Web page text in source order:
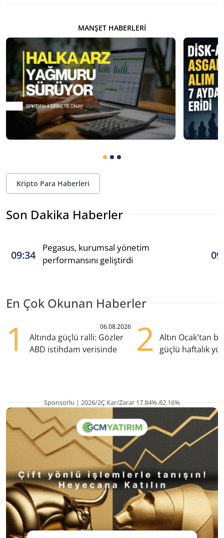
MANŞET HABERLERI
Kripto Para Haberleri
Son Dakika Haberler
09:34
Pegasus, kurumsal yönetim
performansını geliştirdi
En Çok Okunan Haberler
1 06.08.2026
Altında güçlü ralli: Gözler
ABD istihdam verisinde
2
Altın Ocak'tan
güçlü haftalık
Sponsorlu | 2026/2Ç Kar/Zarar 17.84%-82.16%